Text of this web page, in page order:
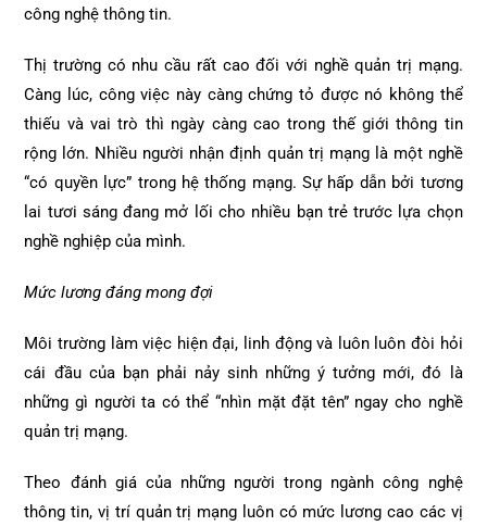
công nghệ thông tin.
Thị trường có nhu cầu rất cao đối với nghề quản trị mạng.
Càng lúc, công việc này càng chứng tỏ được nó không thể
thiếu và vai trò thì ngày càng cao trong thế giới thông tin
rộng lớn. Nhiều người nhận định quản trị mạng là một nghề
“có quyền lực” trong hệ thống mạng. Sự hấp dẫn bởi tương
lai tươi sáng đang mở lối cho nhiều bạn trẻ trước lựa chọn
nghề nghiệp của mình.
Mức lương đáng mong đợi
Môi trường làm việc hiện đại, linh động và luôn luôn đòi hỏi
cái đầu của bạn phải nảy sinh những ý tưởng mới, đó là
những gì người ta có thể “nhìn mặt đặt tên” ngay cho nghề
quản trị mạng.
Theo đánh giá của những người trong ngành công nghệ
thông tin, vị trí quản trị mạng luôn có mức lương cao các vị